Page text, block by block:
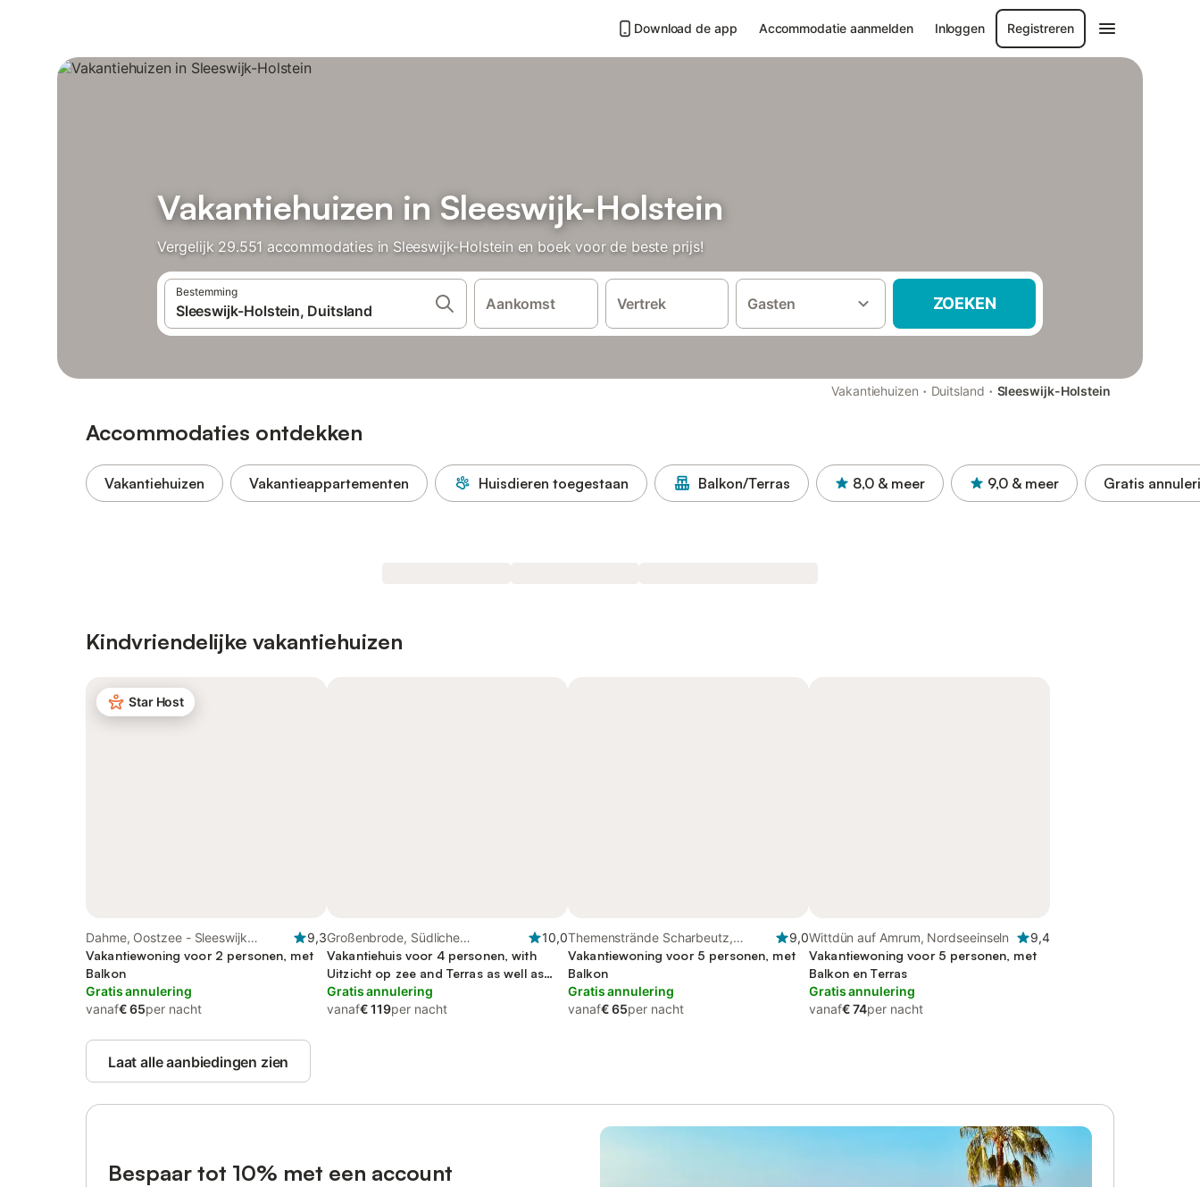
Download de app Accommodatie aanmelden Inloggen Registreren
Vakantiehuizen in Sleeswijk-Holstein
Vergelijk 29.551 accommodaties in Sleeswijk-Holstein en boek voor de beste prijs!
Bestemming
Aankomst Vertrek Gasten ZOEKEN
Vakantiehuizen · Duitsland · Sleeswijk-Holstein
Accommodaties ontdekken
Vakantiehuizen Vakantieappartementen Huisdieren toegestaan Balkon/Terras 8,0 & meer 9,0 & meer Gratis
Kindvriendelijke vakantiehuizen
Star Host
Dahme, Oostzee - Sleeswijk
Holstein
9,3
Vakantiewoning voor 2 personen, met
Balkon
Gratis annulering
vanaf€ 65per nacht
Großenbrode, Südliche
Ostseeküste
10,0
Vakantiehuis voor 4 personen, with
Uitzicht op zee and Terras as well as
Tuin
Gratis annulering
vanaf€ 119per nacht
Themenstrände Scharbeutz,
Oostzee - Sleeswijk Holstein
9,0
Vakantiewoning voor 5 personen, met
Balkon
Gratis annulering
vanaf€ 65per nacht
Wittdün auf Amrum, Nordseeinseln
9,4
Vakantiewoning voor 5 personen, met
Balkon en Terras
Gratis annulering
vanaf€ 74per nacht
Laat alle aanbiedingen zien
Bespaar tot 10% met een account